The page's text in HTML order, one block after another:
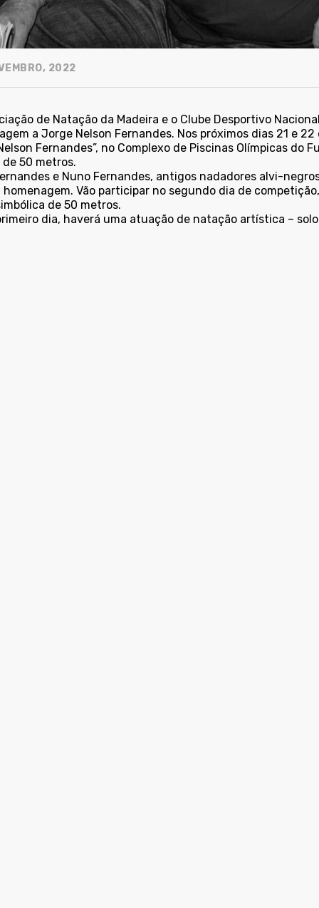
2022
de Natação da Madeira e o Clube Desportivo
a Jorge Nelson Fernandes. Nos próximos dias 21 e
Fernandes”, no Complexo de Piscinas Olímpicas do
de 50 metros.
e Nuno Fernandes, antigos nadadores alvi-
homenagem. Vão participar no segundo dia de
de 50 metros.
dia, haverá uma atuação de natação artística –